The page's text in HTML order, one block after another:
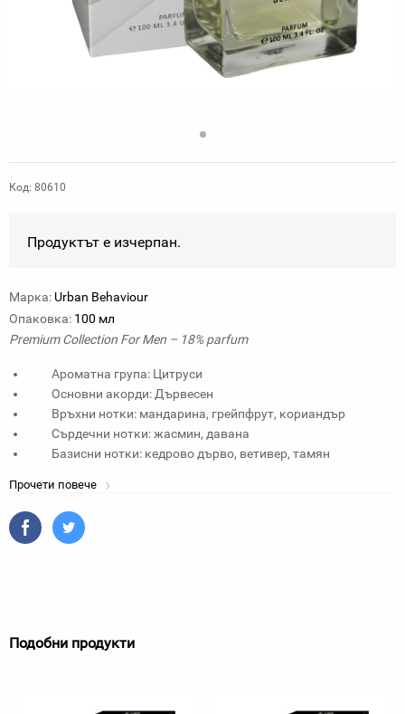
Код: 80610
Продуктът е изчерпан.
Марка: Urban Behaviour
Опаковка: 100 мл
Premium Collection For Men – 18% parfum
Ароматна група: Цитруси
Основни акорди: Дървесен
Връхни нотки: мандарина, грейпфрут, кориандър
Сърдечни нотки: жасмин, давана
Базисни нотки: кедрово дърво, ветивер, тамян
Прочети повече
Подобни продукти